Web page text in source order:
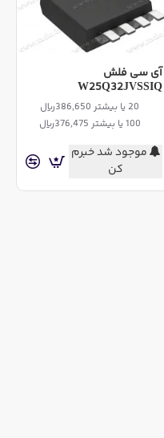
آی سی فلش
W25Q32JVSSIQ
20 یا بیشتر 386,650ریال
100 یا بیشتر 376,475ریال
موجود شد خبرم
کن